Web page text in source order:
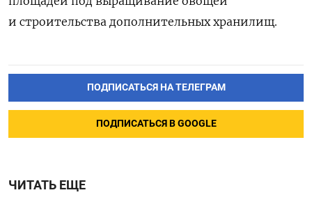
и строительства дополнительных хранилищ.
ПОДПИСАТЬСЯ НА ТЕЛЕГРАМ
ПОДПИСАТЬСЯ В GOOGLE
ЧИТАТЬ ЕЩЕ